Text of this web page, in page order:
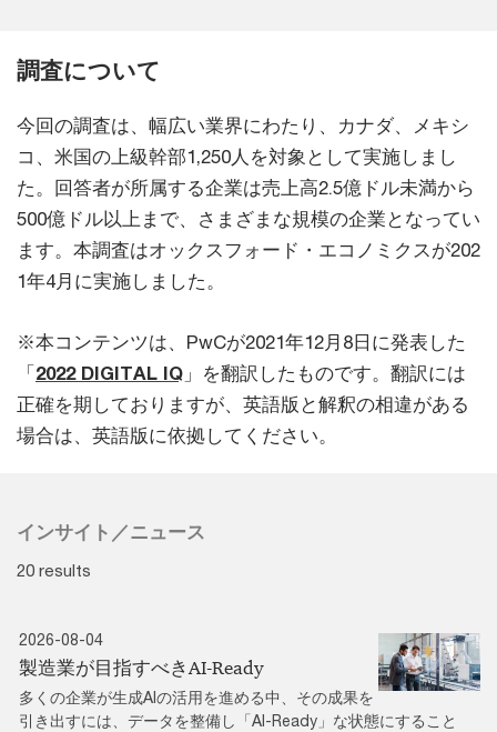
調査について
今回の調査は、幅広い業界にわたり、カナダ、メキシ
コ、米国の上級幹部1,250人を対象として実施しまし
た。回答者が所属する企業は売上高2.5億ドル未満から
500億ドル以上まで、さまざまな規模の企業となってい
ます。本調査はオックスフォード・エコノミクスが202
1年4月に実施しました。
※本コンテンツは、PwCが2021年12月8日に発表した
「 2022 DIGITAL IQ 」を翻訳したものです。翻訳には
正確を期しておりますが、英語版と解釈の相違がある
場合は、英語版に依拠してください。
インサイト／ニュース
20 results
2026-08-04
製造業が目指すべきAI-Ready
多くの企業が生成AIの活用を進める中、その成果を
引き出すには、データを整備し「AI-Ready」な状態にすること